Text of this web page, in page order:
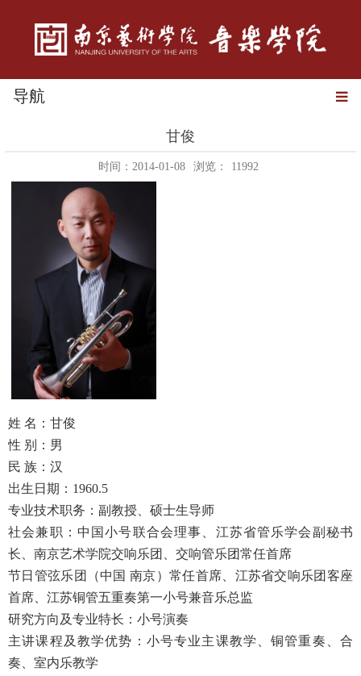
导航
甘俊
时间：2014-01-08 浏览： 11992
姓 名：甘俊
性 别：男
民 族：汉
出生日期：1960.5
专业技术职务：副教授、硕士生导师
社会兼职：中国小号联合会理事、江苏省管乐学会副秘书
长、南京艺术学院交响乐团、交响管乐团常任首席
节日管弦乐团（中国 南京）常任首席、江苏省交响乐团客座
首席、江苏铜管五重奏第一小号兼音乐总监
研究方向及专业特长：小号演奏
主讲课程及教学优势：小号专业主课教学、铜管重奏、合
奏、室内乐教学